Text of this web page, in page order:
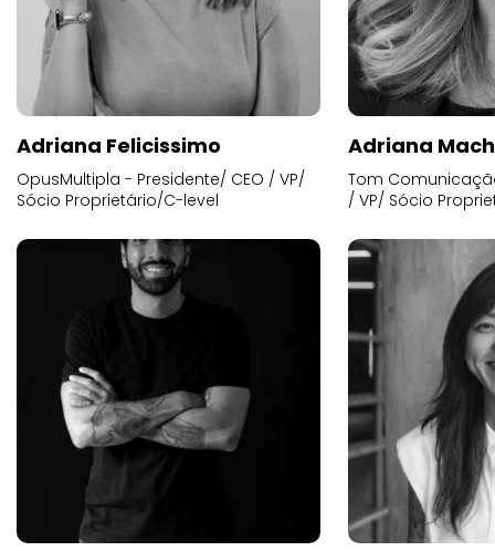
Adriana Felicissimo
OpusMultipla - Presidente/ CEO / VP/
Sócio Proprietário/C-level
Adriana
Tom
/ VP/ Sócio